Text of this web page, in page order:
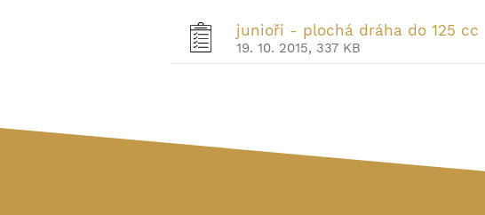
junioři - plochá dráha do 125 cc
19. 10. 2015, 337 KB